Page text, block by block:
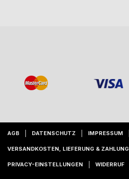
AGB DATENSCHUTZ IMPRESSUM
VERSANDKOSTEN, LIEFERUNG & ZAHLUNG
PRIVACY-EINSTELLUNGEN WIDERRUF